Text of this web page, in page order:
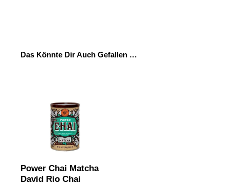
Das Könnte Dir Auch Gefallen …
Power Chai Matcha
David Rio Chai